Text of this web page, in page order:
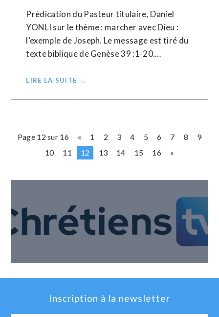
Prédication du Pasteur titulaire, Daniel
YONLI sur le thème : marcher avec Dieu :
l’exemple de Joseph. Le message est tiré du
texte biblique de Genèse 39 :1-20.…
LIRE LA SUITE →
Page 12 sur 16 « 1 2 3 4 5 6 7 8
9
10
11 12 13 14 15 16 »
Inscription à la newsletter